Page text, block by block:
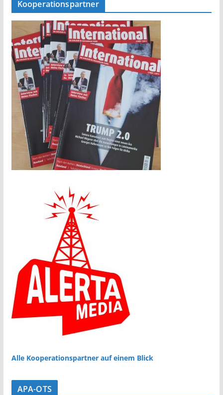
Kooperationspartner
Alle Kooperationspartner auf einem Blick
APA-OTS